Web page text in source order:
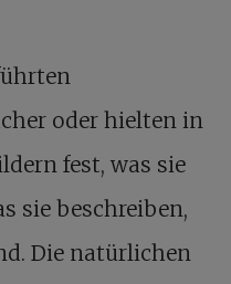
oder hielten in
fest, was sie
sie beschreiben,
Die natürlichen